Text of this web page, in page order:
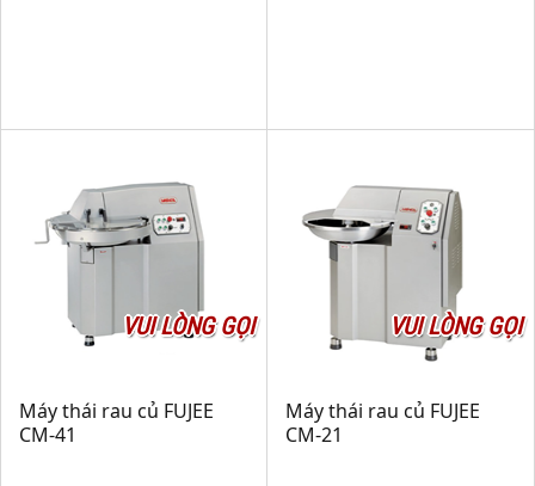
VUI LÒNG GỌI
Máy thái rau củ FUJEE
CM-41
VUI LÒNG GỌI
Máy thái rau củ FUJEE
CM-21